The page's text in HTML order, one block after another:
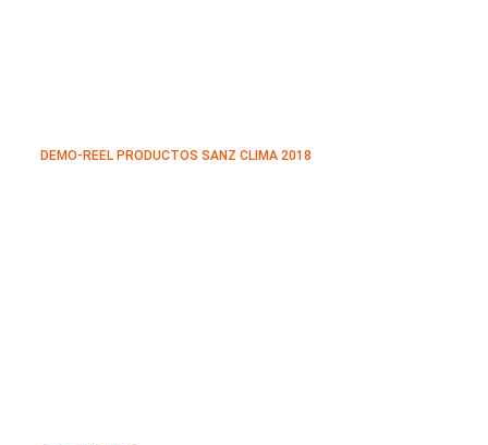
DEMO-REEL PRODUCTOS SANZ CLIMA 2018